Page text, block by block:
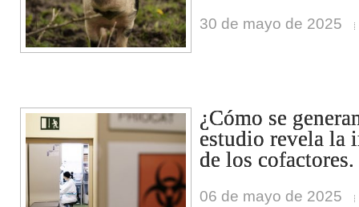
30 de mayo de 2025
¿Cómo se
estudio revela la
de los cofactores.
06 de mayo de 2025